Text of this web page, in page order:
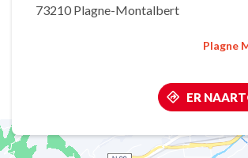
73210 Plagne-Montalbert
Plagne
ER